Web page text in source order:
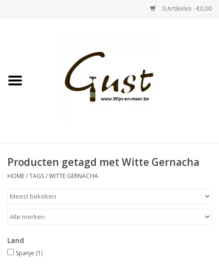
0 Artikelen - €0,00
Witte wijn
Bubbels & Vermout
Merken
Producten getagd met Witte Gernacha
HOME/TAGS/WITTE GERNACHA
Land
Spanje (1)